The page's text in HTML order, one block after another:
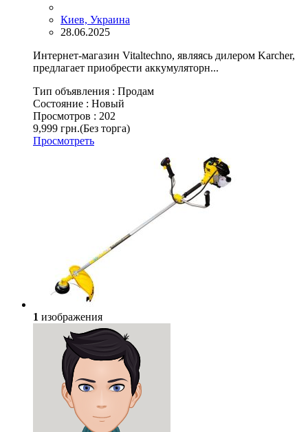
Киев, Украина
28.06.2025
Интернет-магазин Vitaltechno, являясь дилером Karcher,
предлагает приобрести аккумуляторн...
Тип объявления : Продам
Состояние : Новый
Просмотров : 202
9,999 грн.(Без торга)
Просмотреть
1 изображения